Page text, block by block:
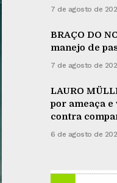
7 de agosto de
BRAÇO DO
manejo de
7 de agosto de
LAURO
por ameaça
contra
6 de agosto de